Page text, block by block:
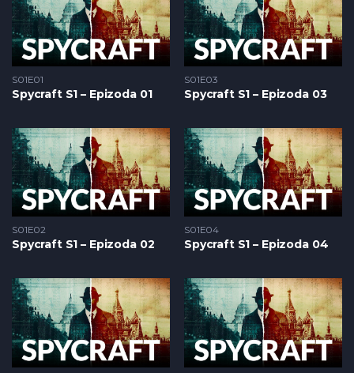
S01E01
Spycraft S1 – Epizoda 01
S01E03
Spycraft S1 – Epizoda 03
S01E02
Spycraft S1 – Epizoda 02
S01E04
Spycraft S1 – Epizoda 04